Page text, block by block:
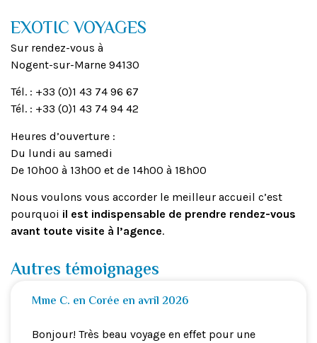
EXOTIC VOYAGES
Sur rendez-vous à
Nogent-sur-Marne 94130
Tél. : +33 (0)1 43 74 96 67
Tél. : +33 (0)1 43 74 94 42
Heures d’ouverture :
Du lundi au samedi
De 10h00 à 13h00 et de 14h00 à 18h00
Nous voulons vous accorder le meilleur accueil c’est
pourquoi il est indispensable de prendre rendez-vous
avant toute visite à l’agence.
Autres témoignages
Mme C. en Corée en avril 2026
Bonjour! Très beau voyage en effet pour une